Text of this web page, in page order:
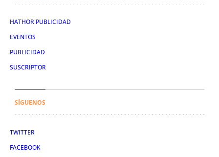
HATHOR PUBLICIDAD
EVENTOS
PUBLICIDAD
SUSCRIPTOR
SÍGUENOS
TWITTER
FACEBOOK